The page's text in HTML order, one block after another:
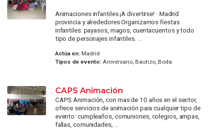
Animaciones infantiles ¡A divertirse! · Madrid
provincia y alrededores Organizamos fiestas
infantiles: payasos, magos, cuentacuentos y todo
tipo de personajes infantiles. ...
Actúa en:Madrid
Tipos de evento:Aniversario, Bautizo, Boda
CAPS Animación
CAPS Animación, con mas de 10 años en el sector,
ofrece servicios de animación para cualquier tipo de
evento: cumpleaños, comuniones, colegios, ampas,
fallas, comunidades, ...